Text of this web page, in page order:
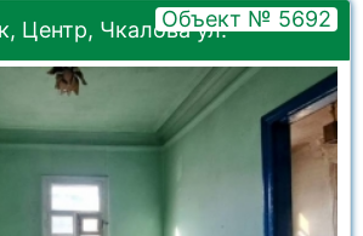
Центр, Чкалова ул.Объект № 5692